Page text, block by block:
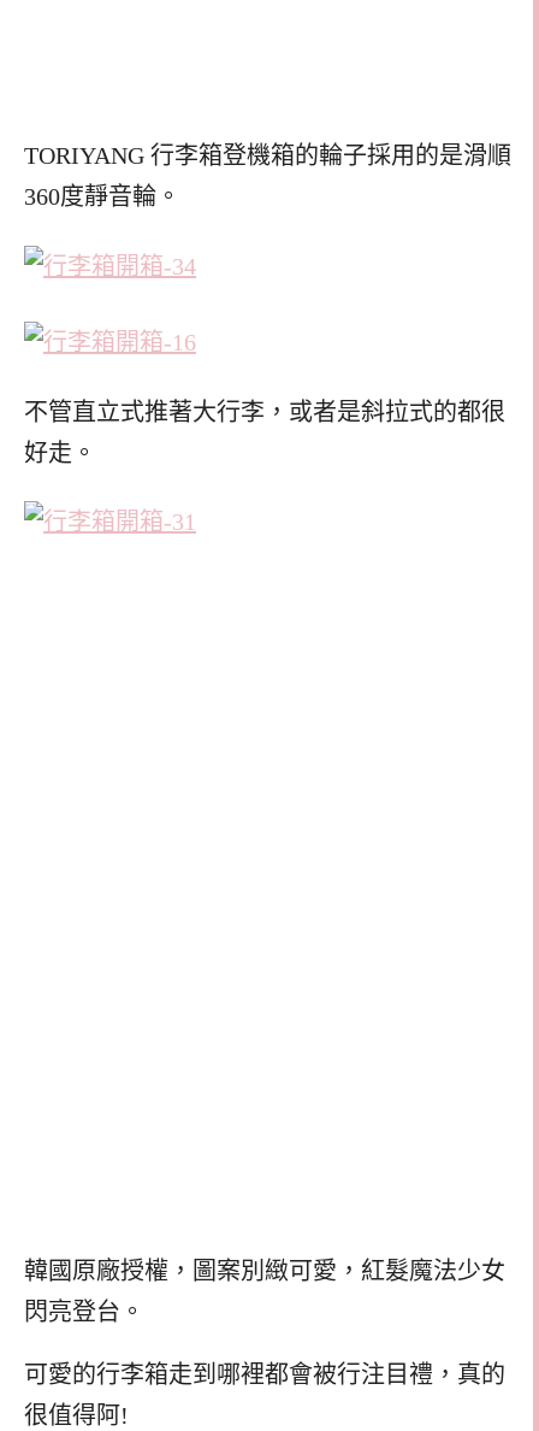
TORIYANG 行李箱登機箱的輪子採用的是滑順
360度靜音輪。
不管直立式推著大行李，或者是斜拉式的都很
好走。
韓國原廠授權，圖案別緻可愛，紅髮魔法少女
閃亮登台。
可愛的行李箱走到哪裡都會被行注目禮，真的
很值得阿!